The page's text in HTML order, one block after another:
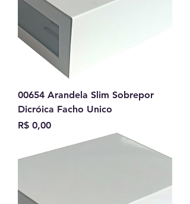
00654 Arandela Slim Sobrepor
Dicróica Facho Unico
Preço
R$ 0,00